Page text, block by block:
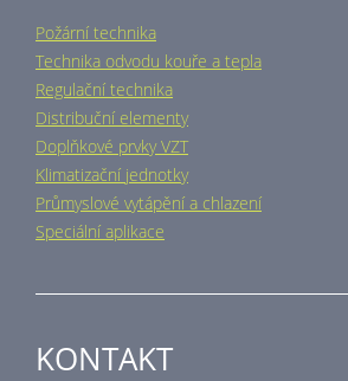
Požární technika
Technika odvodu kouře a tepla
Regulační technika
Distribuční elementy
Doplňkové prvky VZT
Klimatizační jednotky
Průmyslové vytápění a chlazení
Speciální aplikace
KONTAKT